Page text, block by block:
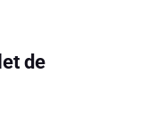
de